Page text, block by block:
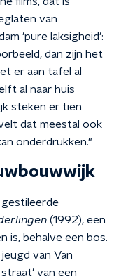
van
'pure laksigheid':
dan zijn het
er aan tafel al
al naar huis
steken er tien
dat meestal ook
onderdrukken."
gestileerde
(1992), een
is, behalve een bos.
van Van
van een